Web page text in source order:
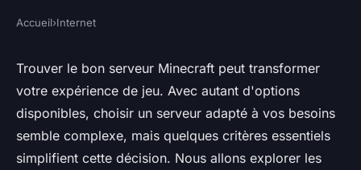
Location serveur minecraft :
choisissez la meilleure option
dès maintenant
Nino•16 octobre 2024•4 min de lecture
Accueil›Internet
Trouver le bon serveur Minecraft peut transformer
votre expérience de jeu. Avec autant d'options
disponibles, choisir un serveur adapté à vos besoins
semble complexe, mais quelques critères essentiels
simplifient cette décision. Nous allons explorer les